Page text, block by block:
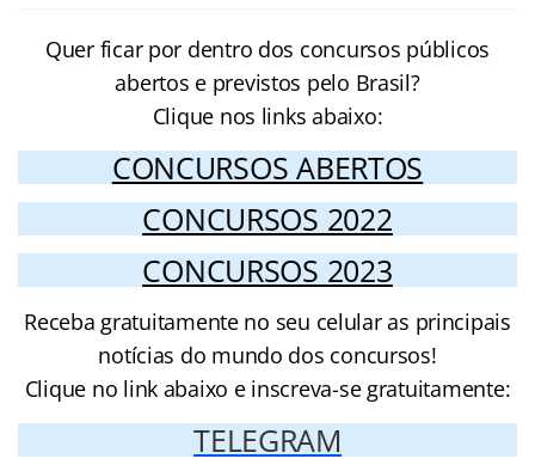
Quer ficar por dentro dos concursos públicos
abertos e previstos pelo Brasil?
Clique nos links abaixo:
CONCURSOS ABERTOS
CONCURSOS 2022
CONCURSOS 2023
Receba gratuitamente no seu celular as principais
notícias do mundo dos concursos!
Clique no link abaixo e inscreva-se gratuitamente:
TELEGRAM